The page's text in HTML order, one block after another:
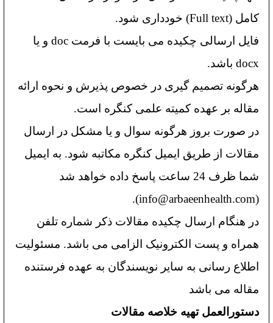
کامل (Full text) خودداری شود.
فایل ارسالی چکیده می بایست با فرمت doc و یا
docx باشد.
هرگونه تصمیم گیری در خصوص پذیرش و نحوه ارائه
مقاله بر عهده کمیته علمی کنگره است.
در صورت بروز هرگونه سوال و یا مشکل در ارسال
مقالات از طریق ایمیل کنگره مکاتبه شود. به ایمیل
شما ظرف 24 ساعت پاسخ داده خواهد شد
(info@arbaeenhealth.com).
در هنگام ارسال چکیده مقالات ذکر شماره تلفن
همراه و پست الکترونیک الزامی می باشد. مسئولیت
اطلاع رسانی به سایر نویسندگان به عهده فرستنده
مقاله می باشد
دستورالعمل تهیه خلاصه مقالات